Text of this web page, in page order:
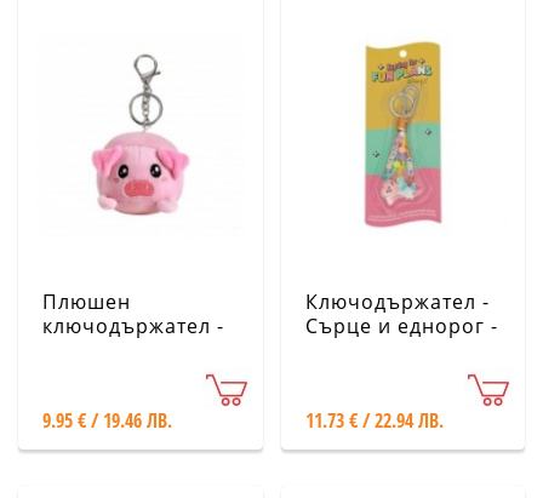
Плюшен
ключодържател -
9.95 € / 19.46 ЛВ.
Ключодържател -
Сърце и еднорог -
11.73 € / 22.94 ЛВ.